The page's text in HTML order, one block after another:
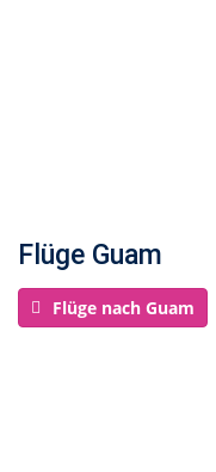
Flüge Guam
Flüge nach Guam